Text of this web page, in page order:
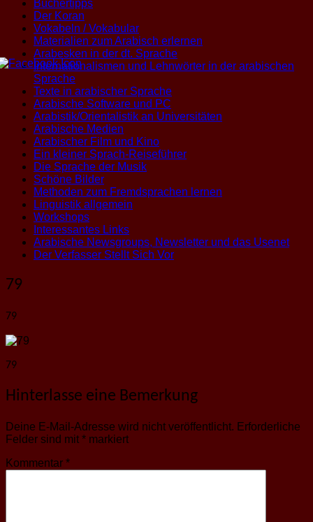
Büchertipps
Der Koran
Vokabeln / Vokabular
Materialien zum Arabisch erlernen
Arabesken in der dt. Sprache
Internationalismen und Lehnwörter in der arabischen
Sprache
Texte in arabischer Sprache
Arabische Software und PC
Arabistik/Orientalistik an Universitäten
Arabische Medien
Arabischer Film und Kino
Ein kleiner Sprach-Reiseführer
Die Sprache der Musik
Schöne Bilder
Methoden zum Fremdsprachen lernen
Linguistik allgemein
Workshops
Interessantes Links
Arabische Newsgroups, Newsletter und das Usenet
Der Verfasser Stellt Sich Vor
79
79
79
Hinterlasse eine Bemerkung
Deine E-Mail-Adresse wird nicht veröffentlicht. Erforderliche
Felder sind mit * markiert
Kommentar *